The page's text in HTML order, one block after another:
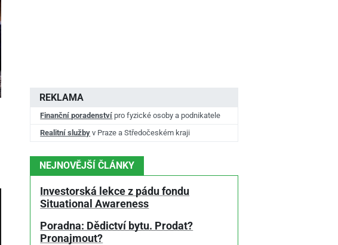
REKLAMA
Finanční poradenství pro fyzické osoby a podnikatele
Realitní služby v Praze a Středočeském kraji
NEJNOVĚJŠÍ ČLÁNKY
Investorská lekce z pádu fondu
Situational Awareness
Poradna: Dědictví bytu. Prodat?
Pronajmout?